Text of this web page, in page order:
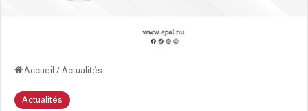
Accueil / Actualités
Actualités